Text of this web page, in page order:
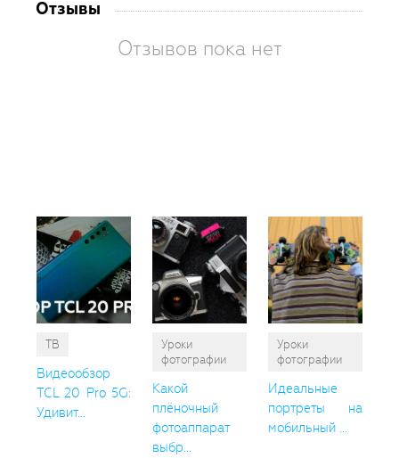
Отзывы
Отзывов пока нет
ТВ
Видеообзор
TCL 20 Pro 5G:
Удивит...
Уроки
фотографии
Какой
плёночный
фотоаппарат
выбр...
Уроки
фотографии
Идеальные
портреты на
мобильный ...